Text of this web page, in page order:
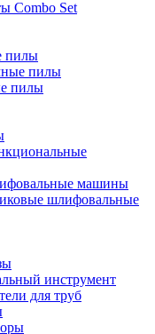
Combo Set
пилы
пилы
пилы
машины
шлифовальные
инструмент
для труб